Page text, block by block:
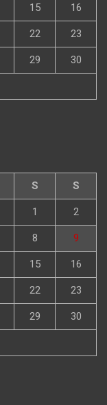
15 16
22 23
29 30
S S
1 2
8 9
15 16
22 23
29 30